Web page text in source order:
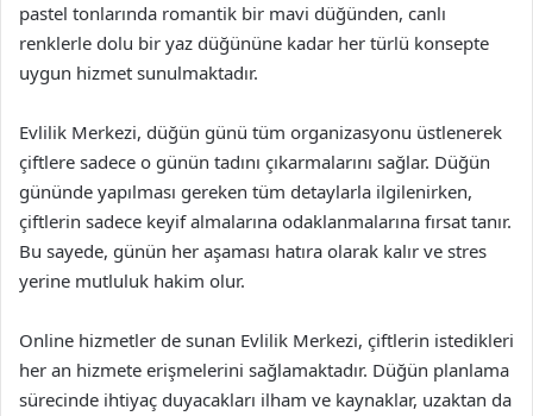
pastel tonlarında romantik bir mavi düğünden, canlı
renklerle dolu bir yaz düğününe kadar her türlü konsepte
uygun hizmet sunulmaktadır.
Evlilik Merkezi, düğün günü tüm organizasyonu üstlenerek
çiftlere sadece o günün tadını çıkarmalarını sağlar. Düğün
gününde yapılması gereken tüm detaylarla ilgilenirken,
çiftlerin sadece keyif almalarına odaklanmalarına fırsat tanır.
Bu sayede, günün her aşaması hatıra olarak kalır ve stres
yerine mutluluk hakim olur.
Online hizmetler de sunan Evlilik Merkezi, çiftlerin istedikleri
her an hizmete erişmelerini sağlamaktadır. Düğün planlama
sürecinde ihtiyaç duyacakları ilham ve kaynaklar, uzaktan da